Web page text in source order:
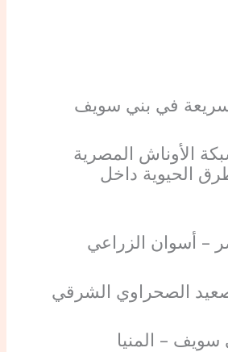
في بني سويف
الأوناش المصرية
الحيوية داخل